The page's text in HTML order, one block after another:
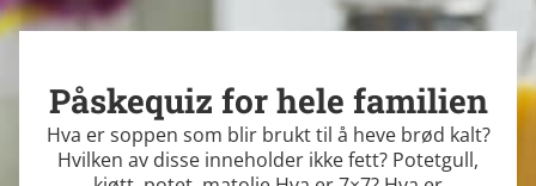
Påskequiz for hele familien
Hva er soppen som blir brukt til å heve brød kalt?
Hvilken av disse inneholder ikke fett? Potetgull,